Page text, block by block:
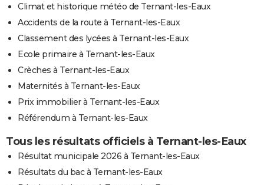
Climat et historique météo de Ternant-les-Eaux
Accidents de la route à Ternant-les-Eaux
Classement des lycées à Ternant-les-Eaux
Ecole primaire à Ternant-les-Eaux
Crèches à Ternant-les-Eaux
Maternités à Ternant-les-Eaux
Prix immobilier à Ternant-les-Eaux
Référendum à Ternant-les-Eaux
Tous les résultats officiels à Ternant-les-Eaux
Résultat municipale 2026 à Ternant-les-Eaux
Résultats du bac à Ternant-les-Eaux